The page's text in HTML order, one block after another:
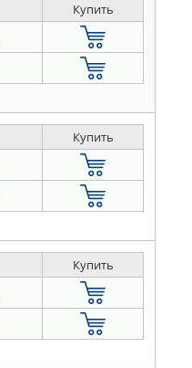
Купить
Купить
Купить